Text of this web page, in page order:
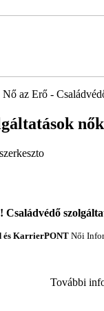
Nő az Erő -
Családvédő
és KarrierPONT Női
További